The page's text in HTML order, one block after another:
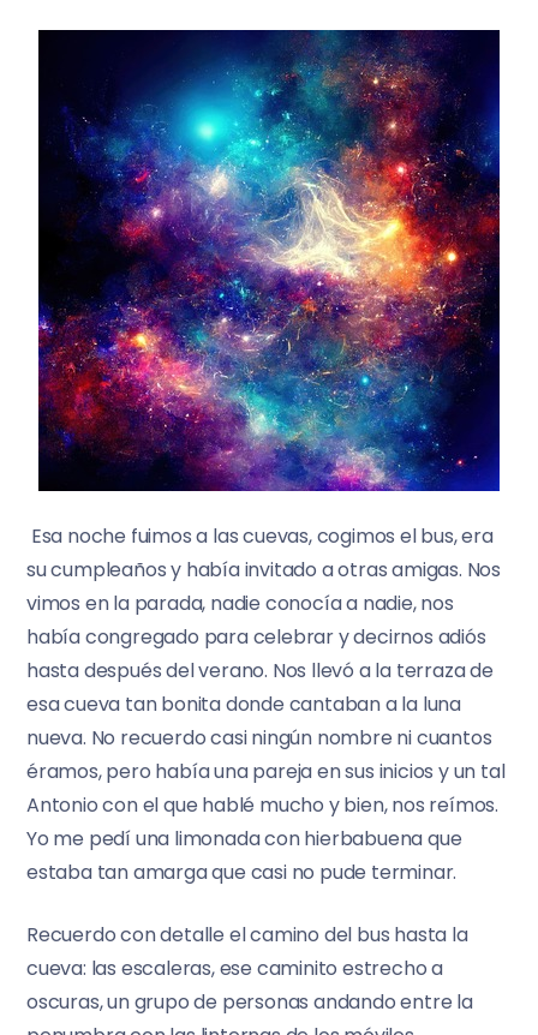
Esa noche fuimos a las cuevas, cogimos el bus, era
su cumpleaños y había invitado a otras amigas. Nos
vimos en la parada, nadie conocía a nadie, nos
había congregado para celebrar y decirnos adiós
hasta después del verano. Nos llevó a la terraza de
esa cueva tan bonita donde cantaban a la luna
nueva. No recuerdo casi ningún nombre ni cuantos
éramos, pero había una pareja en sus inicios y un tal
Antonio con el que hablé mucho y bien, nos reímos.
Yo me pedí una limonada con hierbabuena que
estaba tan amarga que casi no pude terminar.
Recuerdo con detalle el camino del bus hasta la
cueva: las escaleras, ese caminito estrecho a
oscuras, un grupo de personas andando entre la